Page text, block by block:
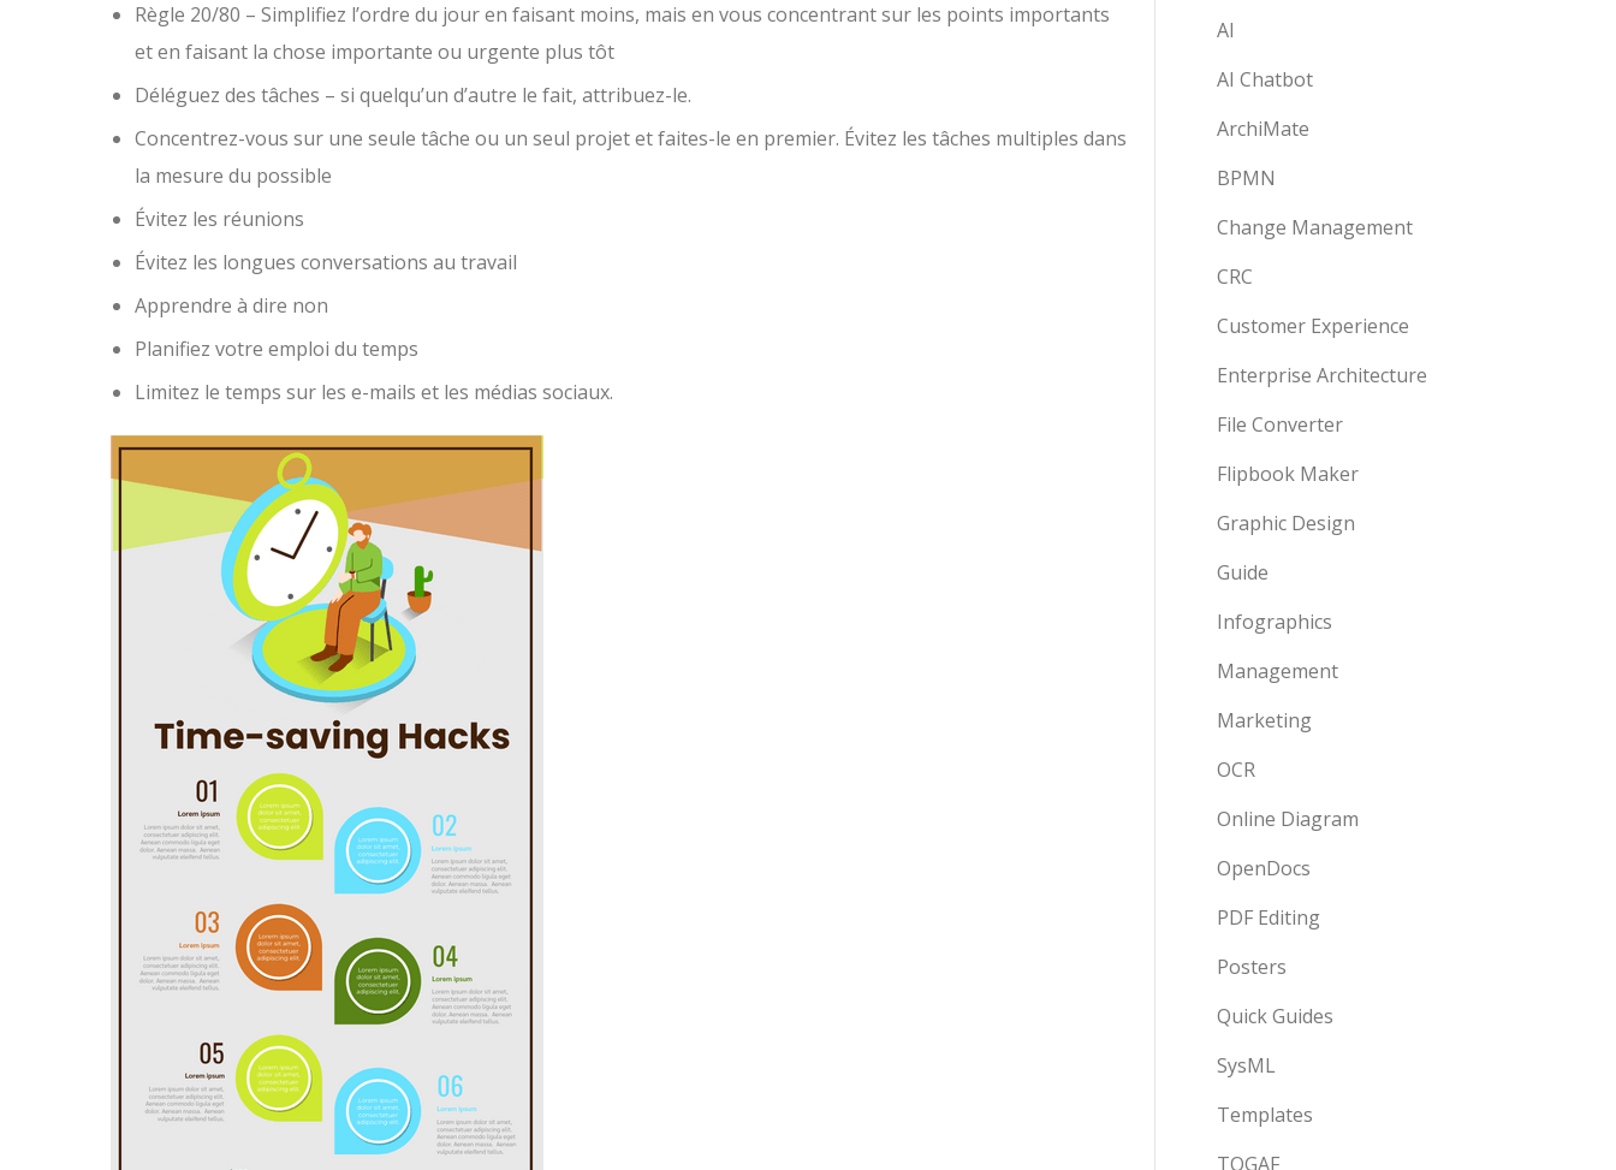
Règle 20/80 – Simplifiez l’ordre du jour en faisant moins, mais en vous concentrant sur les points importants
et en faisant la chose importante ou urgente plus tôt
Déléguez des tâches – si quelqu’un d’autre le fait, attribuez-le.
Concentrez-vous sur une seule tâche ou un seul projet et faites-le en premier. Évitez les tâches multiples dans
la mesure du possible
Évitez les réunions
Évitez les longues conversations au travail
Apprendre à dire non
Planifiez votre emploi du temps
Limitez le temps sur les e-mails et les médias sociaux.
AI
AI Chatbot
ArchiMate
BPMN
Change Management
CRC
Customer Experience
Enterprise Architecture
File Converter
Flipbook Maker
Graphic Design
Guide
Infographics
Management
Marketing
OCR
Online Diagram
OpenDocs
PDF Editing
Posters
Quick Guides
SysML
Templates
TOGAF